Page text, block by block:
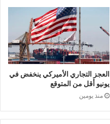
العجز التجاري الأميركي ينخفض في
يونيو أقل من المتوقع
منذ يومين